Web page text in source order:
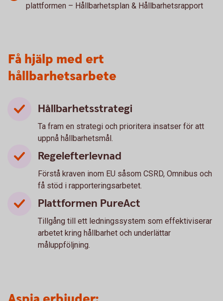
plattformen – Hållbarhetsplan & Hållbarhetsrapport
Få hjälp med ert
hållbarhetsarbete
Hållbarhetsstrategi
Ta fram en strategi och prioritera insatser för att
uppnå hållbarhetsmål.
Regelefterlevnad
Förstå kraven inom EU såsom CSRD, Omnibus och
få stöd i rapporteringsarbetet.
Plattformen PureAct
Tillgång till ett ledningssystem som effektiviserar
arbetet kring hållbarhet och underlättar
måluppföljning.